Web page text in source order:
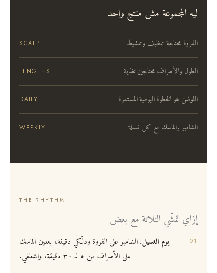
ليه المجموعة مش منتج واحد
SCALP الفروة محتاجة تنظيف وتنشيط
LENGTHS الطول والأطراف محتاجين تغذية
DAILY اللوشن هو الخطوة اليومية المستمرة
WEEKLY الشامبو والماسك مع كل غسلة
THE RHYTHM
إزاي تمشّي التلاتة مع بعض
يوم الغسيل: الشامبو على الفروة ودلّكي دقيقة، بعدين الماسك
على الأطراف من ٥ لـ ٣٠ دقيقة، واشطفي.